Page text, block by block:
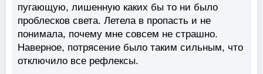
пугающую, лишенную каких бы то ни было
проблесков света. Летела в пропасть и не
понимала, почему мне совсем не страшно.
Наверное, потрясение было таким сильным, что
отключило все рефлексы.